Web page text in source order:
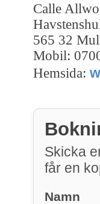
Calle
565 32
Mobil:
Hemsida:
Skicka
får en
Namn